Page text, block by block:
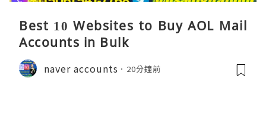
Best 10 Websites to Buy AOL Mail
Accounts in Bulk
naver accounts 20分鐘前